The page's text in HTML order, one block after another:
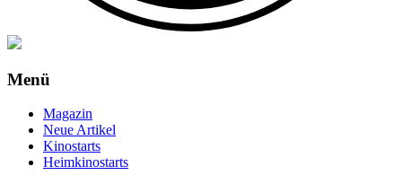
Menü
Magazin
Neue Artikel
Kinostarts
Heimkinostarts